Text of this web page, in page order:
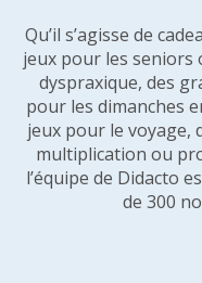
Qu’il s’agisse de
jeux pour les seniors
dyspraxique, des
pour les dimanches
jeux pour le voyage,
multiplication ou
l’équipe de Didacto
de 300